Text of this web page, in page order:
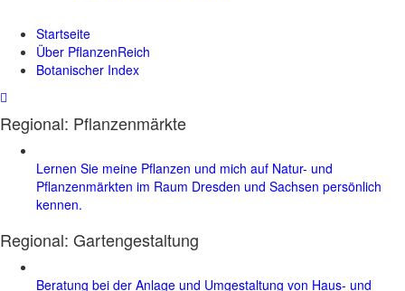
Startseite
Über PflanzenReich
Botanischer Index
Regional: Pflanzenmärkte
Lernen Sie meine Pflanzen und mich auf Natur- und
Pflanzenmärkten im Raum Dresden und Sachsen persönlich
kennen.
Regional: Gartengestaltung
Beratung bei der Anlage und Umgestaltung von Haus- und